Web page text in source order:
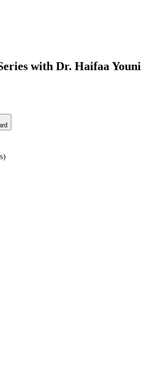
with Dr. Haifaa